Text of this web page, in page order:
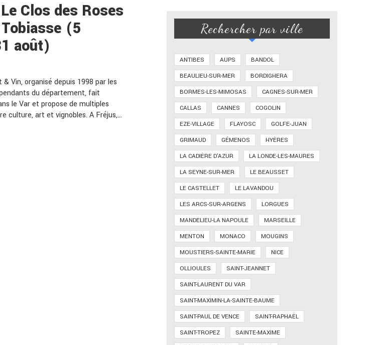
Clos des Roses
(5
août)
& Vin, organisé depuis 1998 par les
du département, fait
le Var et propose de multiples
culture, art et vignobles. A Fréjus,…
Rechercher par ville
ANTIBES AUPS
BANDOL
BEAULIEU-SUR-MER
BORDIGHERA
BORMES-LES-MIMOSAS
CAGNES-SUR-MER
CALLAS
CANNES
COGOLIN
EZE-VILLAGE
FLAYOSC
GOLFE-JUAN
GRIMAUD
GÉMENOS
HYÈRES
LA CADIÈRE D'AZUR
LA LONDE-LES-MAURES
LA SEYNE-SUR-MER
LE BEAUSSET
LE CASTELLET
LE LAVANDOU
LES ARCS-SUR-ARGENS
LORGUES
MANDELIEU-LA NAPOULE
MARSEILLE
MENTON
MONACO
MOUGINS
MOUSTIERS-SAINTE-MARIE
NICE
OLLIOULES
SAINT-JEANNET
SAINT-LAURENT DU VAR
SAINT-MAXIMIN-LA-SAINTE-BAUME
SAINT-PAUL DE VENCE
SAINT-RAPHAËL
SAINT-TROPEZ
SAINTE-MAXIME